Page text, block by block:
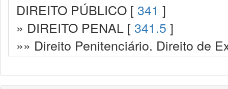
DIREITO PÚBLICO [ 341 ]
» DIREITO PENAL [ 341.5 ]
»» Direito Penitenciário. Direito de